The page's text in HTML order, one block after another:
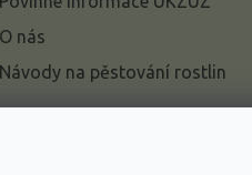
O nás
Návody na pěstování rostlin